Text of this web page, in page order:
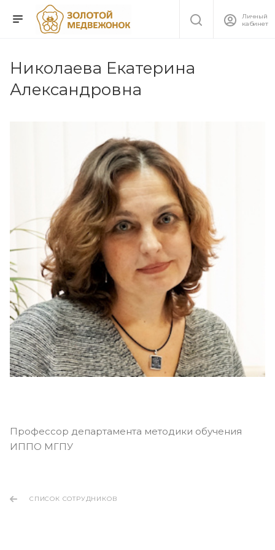
Личный
кабинет
Николаева Екатерина
Александровна
Профессор департамента методики обучения
ИППО МГПУ
СПИСОК СОТРУДНИКОВ